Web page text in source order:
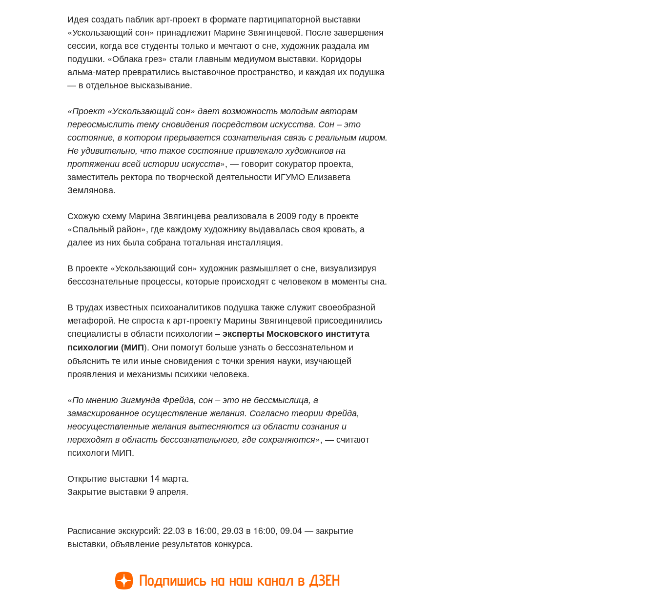
Идея создать паблик арт-проект в формате партиципаторной выставки
«Ускользающий сон» принадлежит Марине Звягинцевой. После завершения
сессии, когда все студенты только и мечтают о сне, художник раздала им
подушки. «Облака грез» стали главным медиумом выставки. Коридоры
альма-матер превратились выставочное пространство, и каждая их подушка
— в отдельное высказывание.
«Проект «Ускользающий сон» дает возможность молодым авторам
переосмыслить тему сновидения посредством искусства. Сон – это
состояние, в котором прерывается сознательная связь с реальным миром.
Не удивительно, что такое состояние привлекало художников на
протяжении всей истории искусств», — говорит сокуратор проекта,
заместитель ректора по творческой деятельности ИГУМО Елизавета
Землянова.
Схожую схему Марина Звягинцева реализовала в 2009 году в проекте
«Спальный район», где каждому художнику выдавалась своя кровать, а
далее из них была собрана тотальная инсталляция.
В проекте «Ускользающий сон» художник размышляет о сне, визуализируя
бессознательные процессы, которые происходят с человеком в моменты сна.
В трудах известных психоаналитиков подушка также служит своеобразной
метафорой. Не спроста к арт-проекту Марины Звягинцевой присоединились
специалисты в области психологии –эксперты Московского института
психологии (МИП). Они помогут больше узнать о бессознательном и
объяснить те или иные сновидения с точки зрения науки, изучающей
проявления и механизмы психики человека.
«По мнению Зигмунда Фрейда, сон – это не бессмыслица, а
замаскированное осуществление желания. Согласно теории Фрейда,
неосуществленные желания вытесняются из области сознания и
переходят в область бессознательного, где сохраняются», — считают
психологи МИП.
Открытие выставки 14 марта.
Закрытие выставки 9 апреля.
Расписание экскурсий: 22.03 в 16:00, 29.03 в 16:00, 09.04 — закрытие
выставки, объявление результатов конкурса.